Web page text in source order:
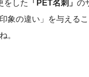
をした 「PET名刺」 の
象の違い」を与える
。